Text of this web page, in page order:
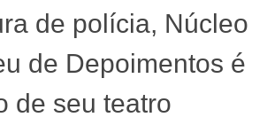
de polícia, Núcleo
de Depoimentos é
de seu teatro